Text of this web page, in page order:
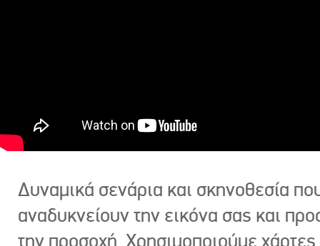
Δυναμικά σενάρια και σκηνοθεσία
αναδυκνείουν την εικόνα σας και